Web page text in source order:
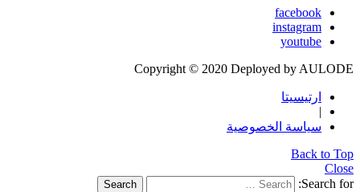
facebook
instagram
youtube
Copyright © 2020 Deployed by AULODE
ارتيسيتا
|
سياسة الخصوصية
Back to Top
Close
Search for:
Search